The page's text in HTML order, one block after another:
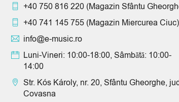
+40 750 816 220 (Magazin Sfântu
+40 741 145 755 (Magazin Miercurea Ciuc)
info@e-music.ro
Luni-Vineri: 10:00-18:00, Sâmbătă: 10:00-
14:00
Str. Kós Károly, nr. 20, Sfântu Gheorghe,
Covasna